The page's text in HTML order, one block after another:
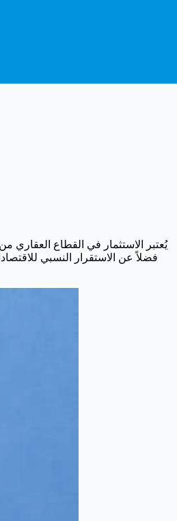
يُعتبر الاستثمار في القطاع العقاري
فضلاً عن الاستقرار النسبي